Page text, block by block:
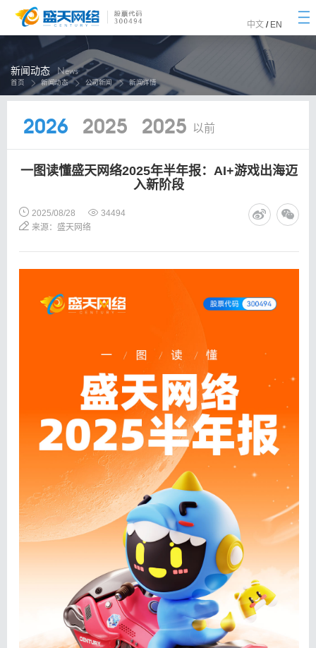
中文 / EN
新闻动态 News
首页 新闻动态 公司新闻 新闻详情
2026 2025 2025 以前
一图读懂盛天网络2025年半年报：AI+游戏出海迈
入新阶段
2025/08/28
34494
来源：盛天网络